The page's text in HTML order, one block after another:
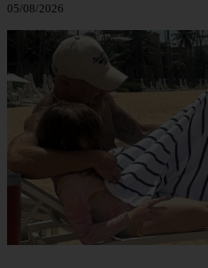
05/08/2026